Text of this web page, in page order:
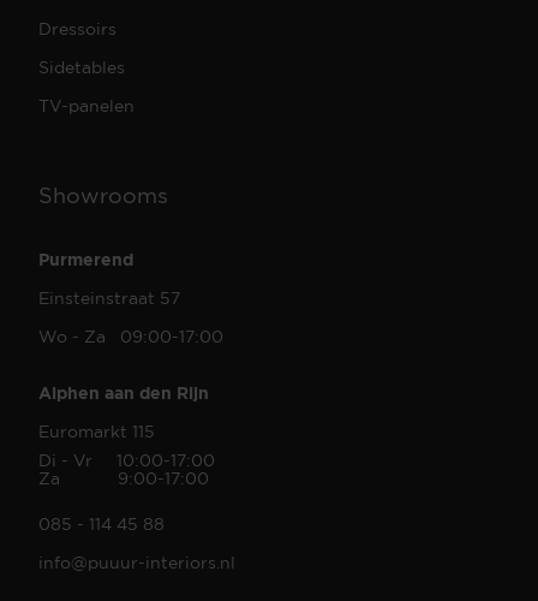
Dressoirs
Sidetables
TV-panelen
Showrooms
Purmerend
Einsteinstraat 57
Wo - Za 09:00-17:00
Alphen aan den Rijn
Euromarkt 115
Di - Vr 10:00-17:00
Za 9:00-17:00
085 - 114 45 88
info@puuur-interiors.nl